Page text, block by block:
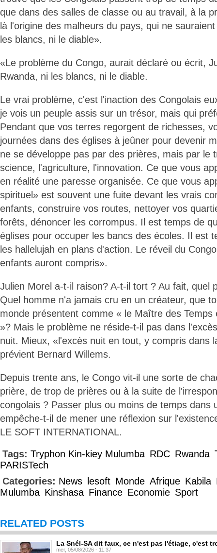
que dans des salles de classe ou au travail, à la
là l'origine des malheurs du pays, qui ne
les blancs, ni le diable».
«Le problème du Congo, aurait déclaré ou écrit,
Rwanda, ni les blancs, ni le diable.
Le vrai problème, c'est l'inaction des Congolais
je vois un peuple assis sur un trésor, mais qui
Pendant que vos terres regorgent de richesses,
journées dans des églises à jeûner pour devenir
ne se développe pas par des prières, mais par le
science, l'agriculture, l'innovation. Ce que vous
en réalité une paresse organisée. Ce que vous
spirituel» est souvent une fuite devant les vrais
enfants, construire vos routes, nettoyer vos
forêts, dénoncer les corrompus. Il est temps de
églises pour occuper les bancs des écoles. Il est
les hallelujah en plans d'action. Le réveil du
enfants auront compris».
Julien Morel a-t-il raison? A-t-il tort ? Au fait, quel
Quel homme n'a jamais cru en un créateur, que
monde présentent comme « le Maître des Temps
»? Mais le problème ne réside-t-il pas dans
nuit. Mieux, «l'excès nuit en tout, y compris dans
prévient Bernard Willems.
Depuis trente ans, le Congo vit-il une sorte de
prière, de trop de prières ou à la suite de
congolais ? Passer plus ou moins de temps dans
empêche-t-il de mener une réflexion sur
LE SOFT INTERNATIONAL.
Tags: Tryphon Kin-kiey Mulumba RDC Rwanda
PARISTech
Categories: News lesoft Monde Afrique Kabila
Mulumba Kinshasa Finance Economie Sport
RELATED POSTS
La Snél-SA dit faux, ce n'est pas l'étiage, c'est
mer, 05/08/2026 - 11:37